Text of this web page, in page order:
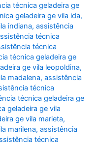
técnica geladeira ge
geladeira ge vila ida,
indiana,assistência
técnica
técnica
técnica geladeira ge
ge vila leopoldina,
madalena,assistência
técnica
técnica geladeira ge
geladeira ge vila
ge vila marieta,
marilena,assistência
técnica